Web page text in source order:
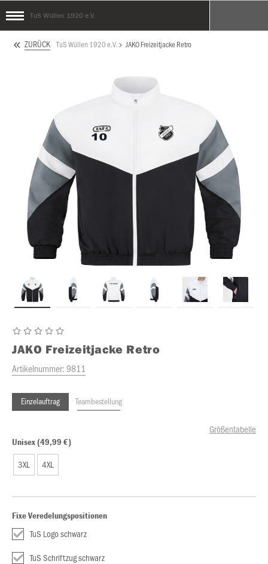
TuS Wüllen 1920 e.V.
ZURÜCK TuS Wüllen 1920 e.V. JAKO Freizeitjacke Retro
JAKO Freizeitjacke Retro
Artikelnummer:9811
Einzelauftrag Teambestellung
Größentabelle
Unisex (49,99 €)
3XL 4XL
Fixe Veredelungspositionen
TuS Logo schwarz
TuS Schriftzug schwarz